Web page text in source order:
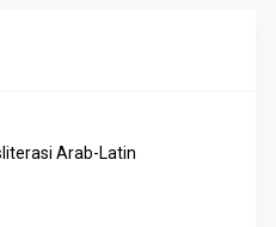
Arab-Latin